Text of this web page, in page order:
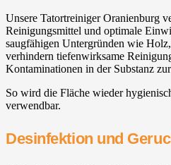
Unsere Tatortreiniger Oranienburg
Reinigungsmittel und optimale
saugfähigen Untergründen wie
verhindern tiefenwirksame
Kontaminationen in der Substanz
So wird die Fläche wieder
verwendbar.
Desinfektion und